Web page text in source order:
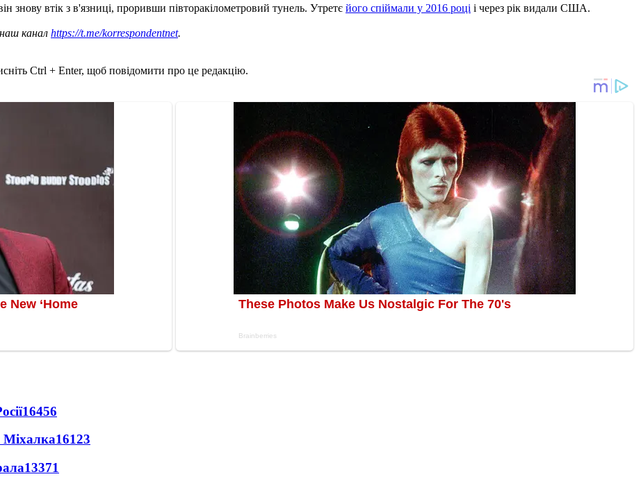
знову втік з в'язниці, проривши півторакілометровий тунель. Утретє його спіймали у 2016 році і через рік видали США.
канал https://t.me/korrespondentnet.
Ctrl + Enter, щоб повідомити про це редакцію.
16456
Міхалка16123
13371